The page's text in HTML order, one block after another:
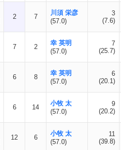
2 7
川須 栄彦
(57.0)
3
(7.6)
7 2
幸 英明
(57.0)
7
(25.7)
6 8
幸 英明
(57.0)
6
(20.1)
6 14
小牧 太
(57.0)
9
(20.2)
12 6
小牧 太
(57.0)
11
(39.8)